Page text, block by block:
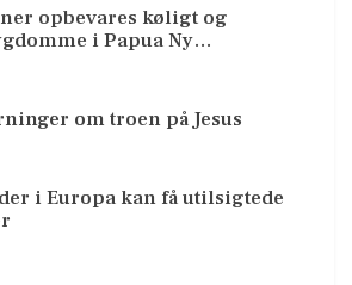
opbevares køligt og
i Papua Ny…
om troen på Jesus
i Europa kan få utilsigtede